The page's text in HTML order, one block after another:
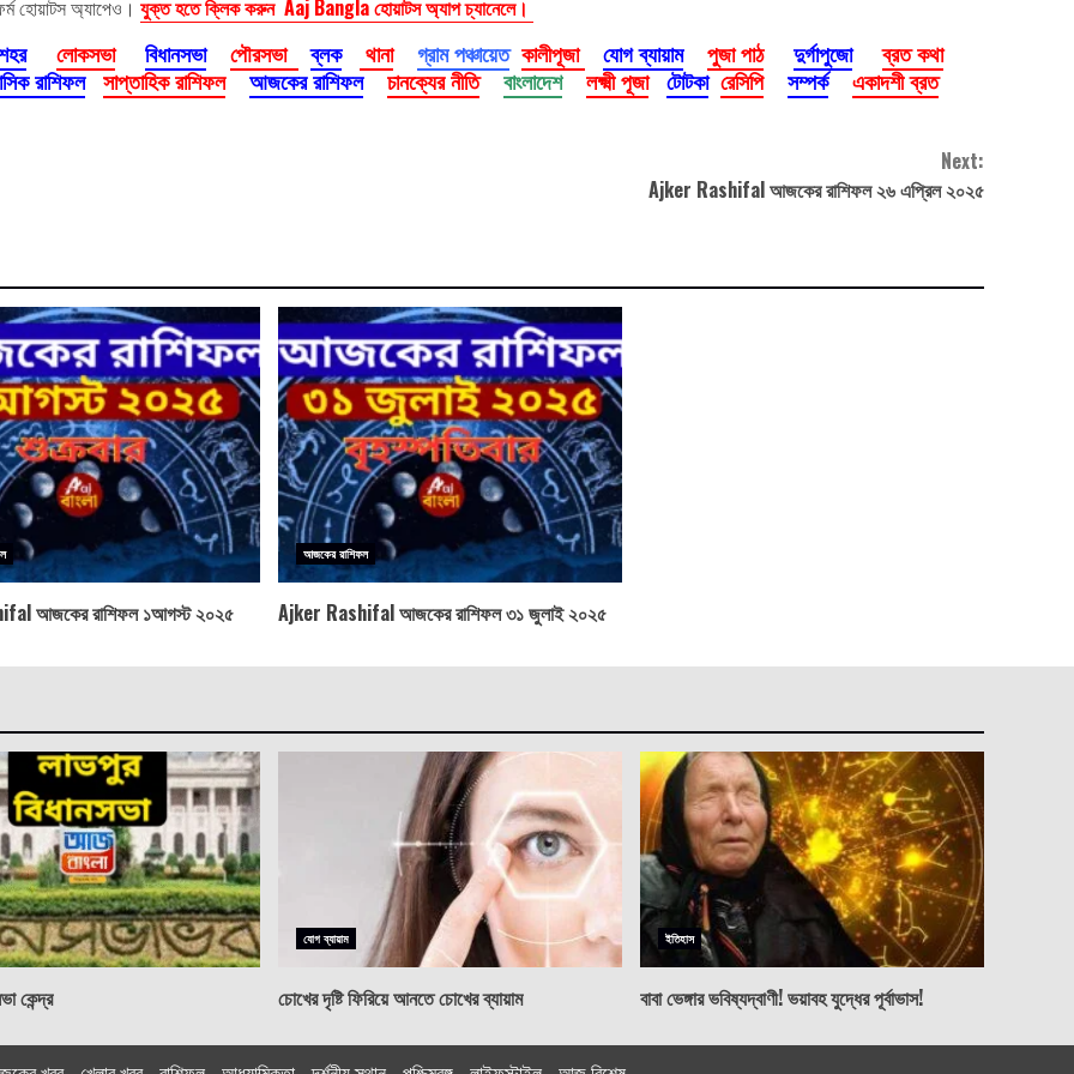
হোয়াটস অ্যাপেও। যুক্ত হতে ক্লিক করুন Aaj Bangla হোয়াটস অ্যাপ চ্যানেলে।
লোকসভা বিধানসভা পৌরসভা ব্লক থানা গ্রাম পঞ্চায়েত কালীপূজা যোগ ব্যায়াম পুজা পাঠ দুর্গাপুজো
ব্রত কথা
রাশিফল সাপ্তাহিক রাশিফল আজকের রাশিফল চানক্যের নীতি বাংলাদেশ লক্ষ্মী পূজা টোটকা রেসিপি সম্পর্ক
একাদশী ব্রত
Next:
Ajker Rashifal আজকের রাশিফল ২৬ এপ্রিল ২০২৫
আজকের রাশিফল ১আগস্ট ২০২৫
আজকের রাশিফল
Ajker Rashifal আজকের রাশিফল ৩১ জুলাই ২০২৫
কেন্দ্র
যোগ ব্যায়াম
চোখের দৃষ্টি ফিরিয়ে আনতে চোখের ব্যায়াম
ইতিহাস
বাবা ভেঙ্গার ভবিষ্যদ্বাণী! ভয়াবহ যুদ্ধের পূর্বাভাস!